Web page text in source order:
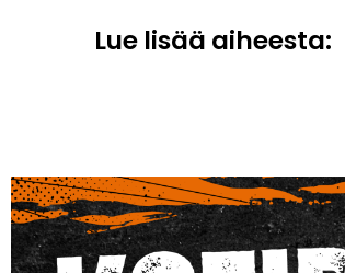
Lue lisää aiheesta: